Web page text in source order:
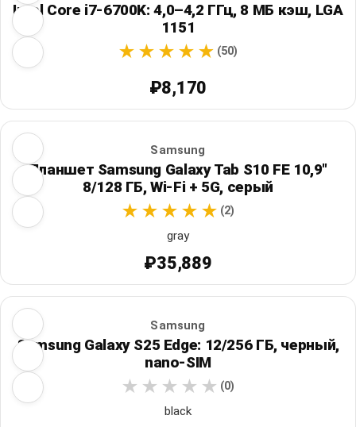
Intel Core i7-6700K: 4,0–4,2 ГГц, 8 МБ кэш, LGA
1151
(50)
₽8,170
Samsung
Планшет Samsung Galaxy Tab S10 FE 10,9"
8/128 ГБ, Wi‑Fi + 5G, серый
(2)
gray
₽35,889
Samsung
Samsung Galaxy S25 Edge: 12/256 ГБ, черный,
nano-SIM
(0)
black